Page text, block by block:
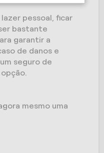
pessoal, ficar
bastante
garantir a
de danos e
seguro de
mesmo uma